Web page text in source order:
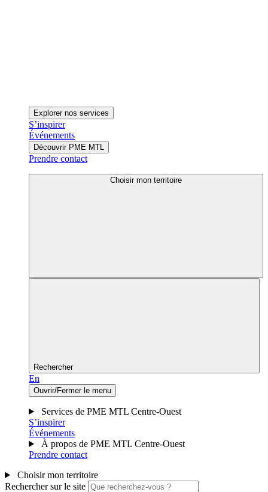
Explorer nos services
S’inspirer
Événements
Découvrir PME MTL
Prendre contact
Choisir mon territoire
Rechercher
En
Ouvrir/Fermer le menu
Services de PME MTL Centre-Ouest
S’inspirer
Événements
À propos de PME MTL Centre-Ouest
Prendre contact
Choisir mon territoire
Rechercher sur le site